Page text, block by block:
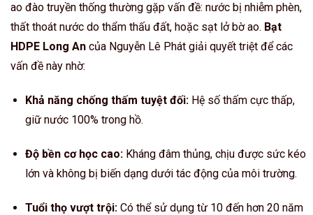
ao đào truyền thống thường gặp vấn đề: nước bị nhiễm phèn,
thất thoát nước do thẩm thấu đất, hoặc sạt lở bờ ao. Bạt
HDPE Long An của Nguyễn Lê Phát giải quyết triệt để các
vấn đề này nhờ:
Khả năng chống thấm tuyệt đối:Hệ số thấm cực thấp,
giữ nước 100% trong hồ.
Độ bền cơ học cao:Kháng đâm thủng, chịu được sức kéo
lớn và không bị biến dạng dưới tác động của môi trường.
Tuổi thọ vượt trội:Có thể sử dụng từ 10 đến hơn 20 năm